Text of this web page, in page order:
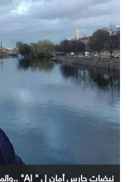
نبضات حارس أمان ل " AI" ..والمطالبة بإنشاء هيئة رقابة دولية